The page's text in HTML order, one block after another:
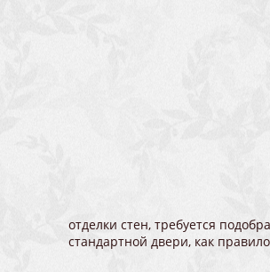
отделки стен, требуется
стандартной двери, как